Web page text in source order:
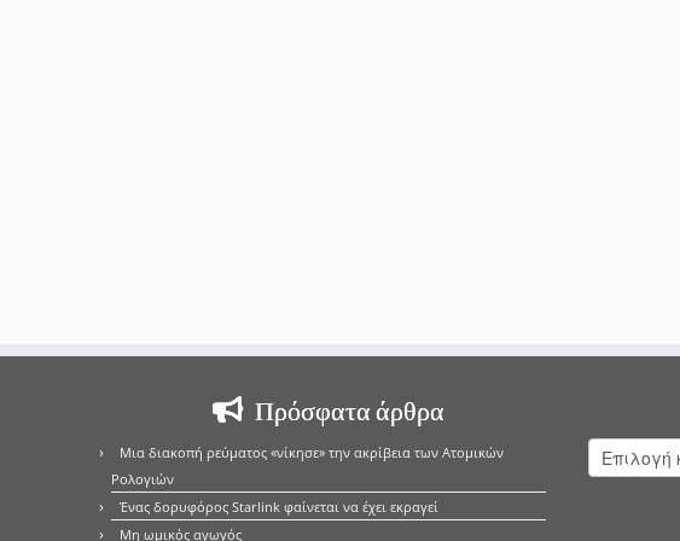
Πρόσφατα άρθρα
Μια διακοπή ρεύματος «νίκησε» την ακρίβεια των Ατομικών
Ρολογιών
Ένας δορυφόρος Starlink φαίνεται να έχει εκραγεί
Μη ωμικός αγωγός
Kατηγορίες